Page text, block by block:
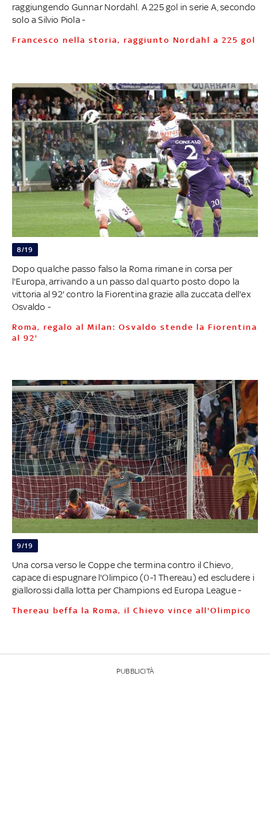
raggiungendo Gunnar Nordahl. A 225 gol in serie A, secondo
solo a Silvio Piola -
Francesco nella storia, raggiunto Nordahl a 225 gol
8/19
Dopo qualche passo falso la Roma rimane in corsa per
l'Europa, arrivando a un passo dal quarto posto dopo la
vittoria al 92' contro la Fiorentina grazie alla zuccata dell'ex
Osvaldo -
Roma, regalo al Milan: Osvaldo stende la Fiorentina
al 92'
9/19
Una corsa verso le Coppe che termina contro il Chievo,
capace di espugnare l'Olimpico (0-1 Thereau) ed escludere i
giallorossi dalla lotta per Champions ed Europa League -
Thereau beffa la Roma, il Chievo vince all'Olimpico
PUBBLICITÀ